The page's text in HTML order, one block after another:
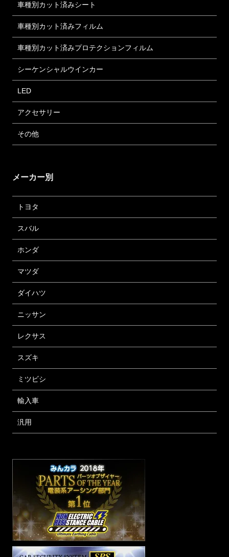
車種別カット済みシート
車種別カット済みフィルム
車種別カット済みプロテクションフィルム
シーケンシャルウインカー
LED
アクセサリー
その他
メーカー別
トヨタ
スバル
ホンダ
マツダ
ダイハツ
ニッサン
レクサス
スズキ
ミツビシ
輸入車
汎用